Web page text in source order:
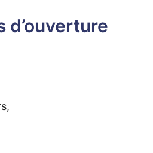
d’ouverture